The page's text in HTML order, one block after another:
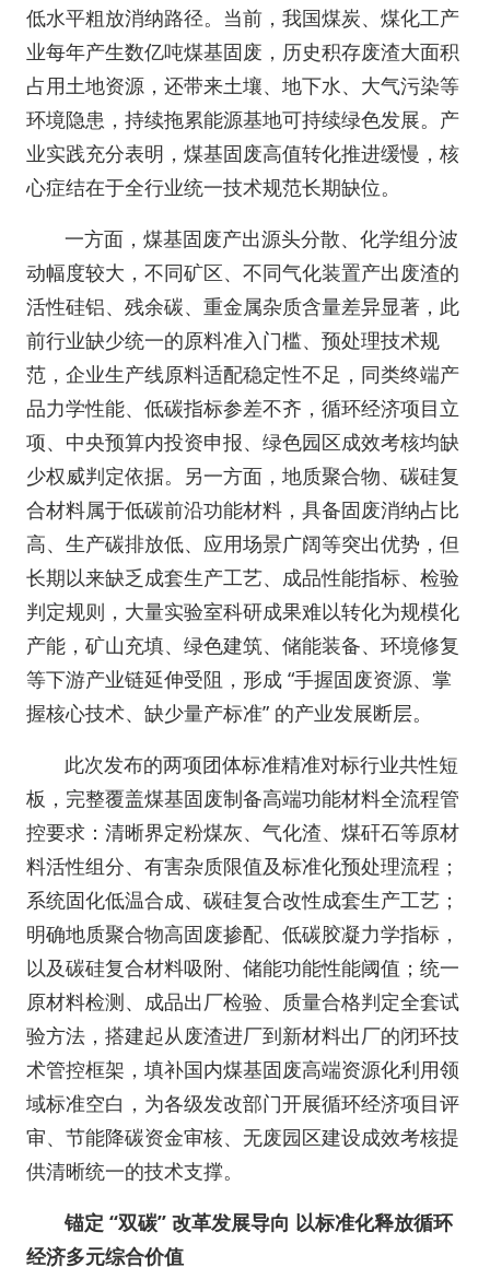
低水平粗放消纳路径。当前，我国煤炭、煤化工产
业每年产生数亿吨煤基固废，历史积存废渣大面积
占用土地资源，还带来土壤、地下水、大气污染等
环境隐患，持续拖累能源基地可持续绿色发展。产
业实践充分表明，煤基固废高值转化推进缓慢，核
心症结在于全行业统一技术规范长期缺位。
一方面，煤基固废产出源头分散、化学组分波
动幅度较大，不同矿区、不同气化装置产出废渣的
活性硅铝、残余碳、重金属杂质含量差异显著，此
前行业缺少统一的原料准入门槛、预处理技术规
范，企业生产线原料适配稳定性不足，同类终端产
品力学性能、低碳指标参差不齐，循环经济项目立
项、中央预算内投资申报、绿色园区成效考核均缺
少权威判定依据。另一方面，地质聚合物、碳硅复
合材料属于低碳前沿功能材料，具备固废消纳占比
高、生产碳排放低、应用场景广阔等突出优势，但
长期以来缺乏成套生产工艺、成品性能指标、检验
判定规则，大量实验室科研成果难以转化为规模化
产能，矿山充填、绿色建筑、储能装备、环境修复
等下游产业链延伸受阻，形成 “手握固废资源、掌
握核心技术、缺少量产标准” 的产业发展断层。
此次发布的两项团体标准精准对标行业共性短
板，完整覆盖煤基固废制备高端功能材料全流程管
控要求：清晰界定粉煤灰、气化渣、煤矸石等原材
料活性组分、有害杂质限值及标准化预处理流程；
系统固化低温合成、碳硅复合改性成套生产工艺；
明确地质聚合物高固废掺配、低碳胶凝力学指标，
以及碳硅复合材料吸附、储能功能性能阈值；统一
原材料检测、成品出厂检验、质量合格判定全套试
验方法，搭建起从废渣进厂到新材料出厂的闭环技
术管控框架，填补国内煤基固废高端资源化利用领
域标准空白，为各级发改部门开展循环经济项目评
审、节能降碳资金审核、无废园区建设成效考核提
供清晰统一的技术支撑。
锚定 “双碳” 改革发展导向 以标准化释放循环
经济多元综合价值